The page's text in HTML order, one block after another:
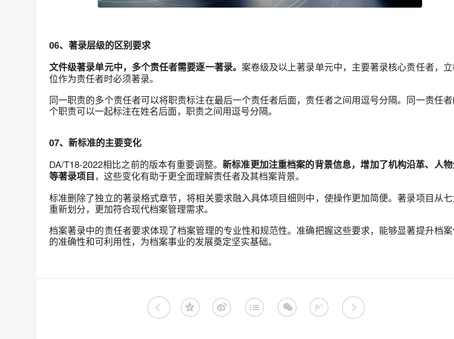
06、著录层级的区别要求
文件级著录单元中，多个责任者需要逐一著录。 案卷级及以上著录单元中，主要著录核心责任者，
位作为责任者时必须著录。
同一职责的多个责任者可以将职责标注在最后一个责任者后面，责任者之间用逗号分隔。同一责任
个职责可以一起标注在姓名后面，职责之间用逗号分隔。
07、新标准的主要变化
DA/T18-2022相比之前的版本有重要调整。新标准更加注重档案的背景信息，增加了机构沿革、人
等著录项目，这些变化有助于更全面理解责任者及其档案背景。
标准删除了独立的著录格式章节，将相关要求融入具体项目细则中，使操作更加简便。著录项目从
重新划分，更加符合现代档案管理需求。
档案著录中的责任者要求体现了档案管理的专业性和规范性。准确把握这些要求，能够显著提升档
的准确性和可利用性，为档案事业的发展奠定坚实基础。